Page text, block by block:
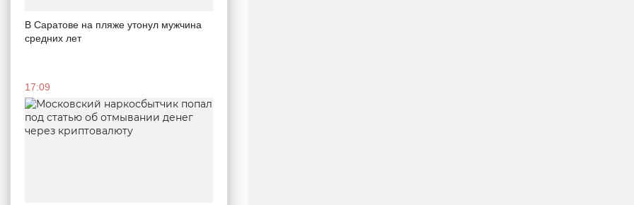
В Саратове на пляже утонул мужчина
средних лет
17:09